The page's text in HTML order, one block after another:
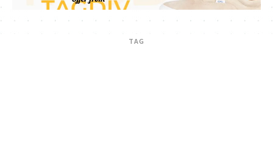
TAG